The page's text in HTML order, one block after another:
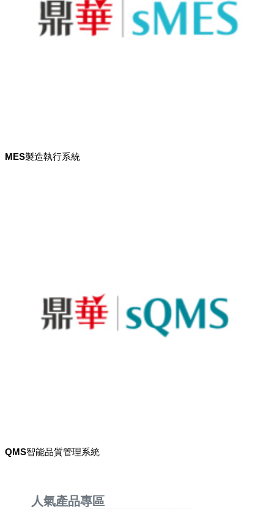
MES製造執行系統
QMS智能品質管理系統
人氣產品專區